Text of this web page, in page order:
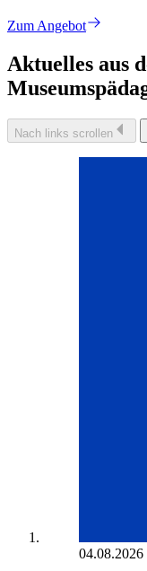
Zum Angebot
Aktuelles aus
Nach links scrollen
04.08.2026